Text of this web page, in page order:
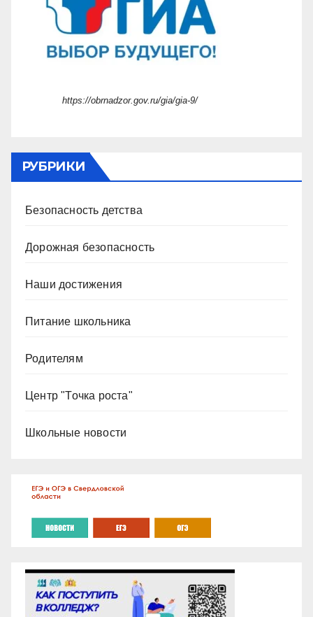
https://obrnadzor.gov.ru/gia/gia-9/
РУБРИКИ
Безопасность детства
Дорожная безопасность
Наши достижения
Питание школьника
Родителям
Центр "Точка роста"
Школьные новости